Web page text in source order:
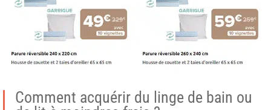
Comment acquérir du linge de bain ou